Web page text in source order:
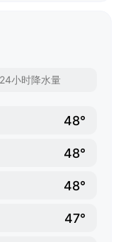
24小时降水量
48°
48°
48°
47°